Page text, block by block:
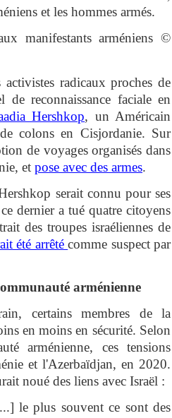
et les hommes armés.
manifestants arméniens ©
radicaux proches de
de reconnaissance faciale en
Hershkop, un Américain
colons en Cisjordanie. Sur
de voyages organisés dans
et pose avec des armes.
serait connu pour ses
dernier a tué quatre citoyens
des troupes israéliennes de
été arrêtécomme suspect par
arménienne
certains membres de la
en moins en sécurité. Selon
arménienne, ces tensions
et l'Azerbaïdjan, en 2020.
noué des liens avec Israël :
le plus souvent ce sont des